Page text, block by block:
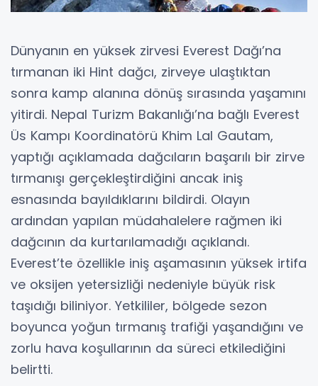
Dünyanın en yüksek zirvesi Everest Dağı’na
tırmanan iki Hint dağcı, zirveye ulaştıktan
sonra kamp alanına dönüş sırasında yaşamını
yitirdi. Nepal Turizm Bakanlığı’na bağlı Everest
Üs Kampı Koordinatörü Khim Lal Gautam,
yaptığı açıklamada dağcıların başarılı bir zirve
tırmanışı gerçekleştirdiğini ancak iniş
esnasında bayıldıklarını bildirdi. Olayın
ardından yapılan müdahalelere rağmen iki
dağcının da kurtarılamadığı açıklandı.
Everest’te özellikle iniş aşamasının yüksek irtifa
ve oksijen yetersizliği nedeniyle büyük risk
taşıdığı biliniyor. Yetkililer, bölgede sezon
boyunca yoğun tırmanış trafiği yaşandığını ve
zorlu hava koşullarının da süreci etkilediğini
belirtti.